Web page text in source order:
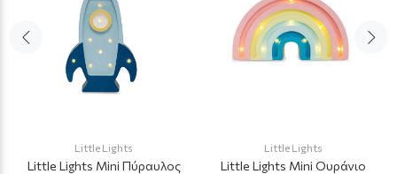
Little Lights
Little Lights Mini Πύραυλος
Little Lights
Little Lights Mini Ουράνιο